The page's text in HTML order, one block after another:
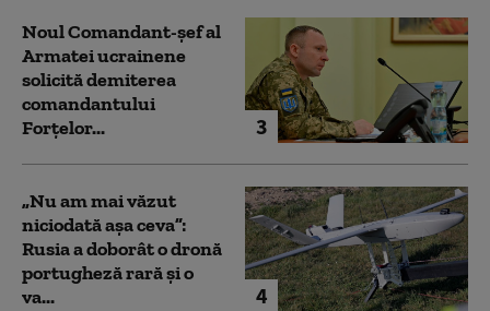
3
Noul Comandant-șef al
Armatei ucrainene
solicită demiterea
comandantului
Forțelor...
4
„Nu am mai văzut
niciodată așa ceva”:
Rusia a doborât o dronă
portugheză rară și o
va...